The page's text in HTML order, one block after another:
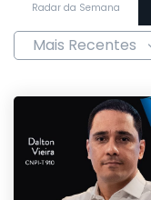
Radar da Semana